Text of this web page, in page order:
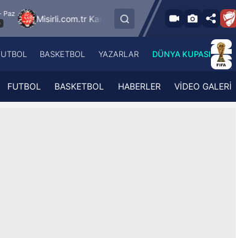
Karagümrük SMS Grup Sarıyerspor
9.8.2026 - Paz
19:00
A Spor
ATV
A Haber Radyo
A Spor Radyo
A News Radio
BASKETBOL YAZARLAR DÜNYA KUPASI
FUTBOL BASKETBOL HABERLER VİDEO GALERİ